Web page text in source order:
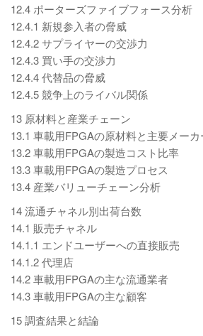
12.4 ポーターズファイブフォース分析
12.4.1 新規参入者の脅威
12.4.2 サプライヤーの交渉力
12.4.3 買い手の交渉力
12.4.4 代替品の脅威
12.4.5 競争上のライバル関係
13 原材料と産業チェーン
13.1 車載用FPGAの原材料と主要メーカ
13.2 車載用FPGAの製造コスト比率
13.3 車載用FPGAの製造プロセス
13.4 産業バリューチェーン分析
14 流通チャネル別出荷台数
14.1 販売チャネル
14.1.1 エンドユーザーへの直接販売
14.1.2 代理店
14.2 車載用FPGAの主な流通業者
14.3 車載用FPGAの主な顧客
15 調査結果と結論